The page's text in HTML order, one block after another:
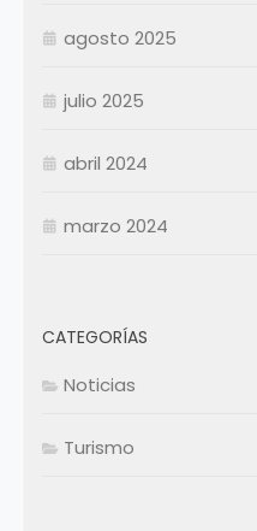
agosto 2025
julio 2025
abril 2024
marzo 2024
CATEGORÍAS
Noticias
Turismo